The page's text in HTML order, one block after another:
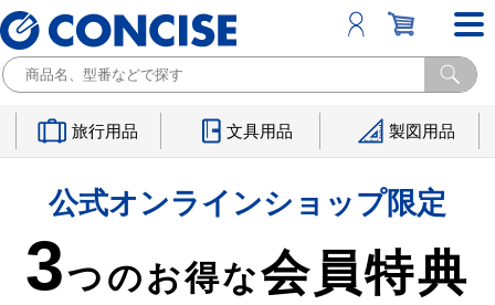
旅行用品 文具用品 製図用品
公式オンラインショップ限定
3つのお得な会員特典